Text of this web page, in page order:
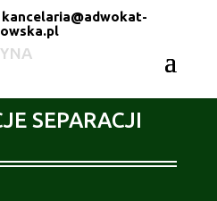
kancelaria@adwokat-
SEPARACJI